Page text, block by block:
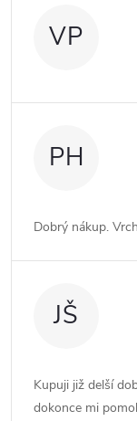
VP
PH
Dobrý nákup.
JŠ
Kupuji již delší
dokonce mi